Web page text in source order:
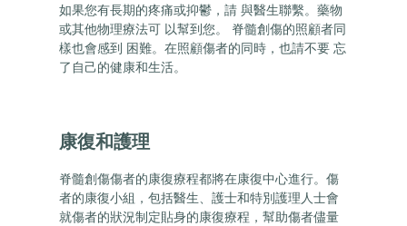
如果您有長期的疼痛或抑鬱，請 與醫生聯繫。藥物
或其他物理療法可 以幫到您。 脊髓創傷的照顧者同
樣也會感到 困難。在照顧傷者的同時，也請不要 忘
了自己的健康和生活。
康復和護理
脊髓創傷傷者的康復療程都將在康復中心進行。傷
者的康復小組，包括醫生、護士和特別護理人士會
就傷者的狀況制定貼身的康復療程，幫助傷者儘量